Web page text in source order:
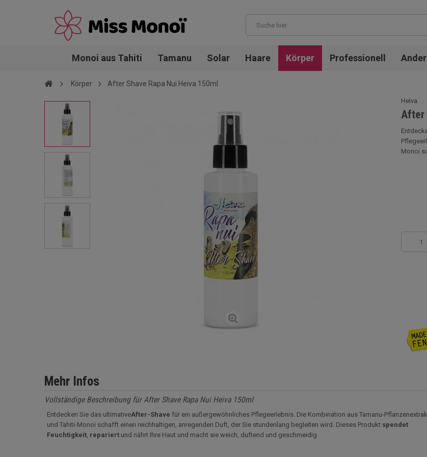
Monoi aus Tahiti Tamanu Solar Haare Körper Professionell
Körper After Shave Rapa Nui Heiva 150ml
Heïva
After
Monoi
1
Mehr Infos
Vollständige Beschreibung für After Shave Rapa Nui Heiva 150ml
Entdecken Sie das ultimativeAfter-Shave für ein außergewöhnliches Pflegeerlebnis. Die Kombination aus Tamanu-
und Tahiti-Monoi schafft einen reichhaltigen, anregenden Duft, der Sie stundenlang begleiten wird. Dieses Produkt spendet
Feuchtigkeit repariert und nährt Ihre Haut und macht sie weich, duftend und geschmeidig